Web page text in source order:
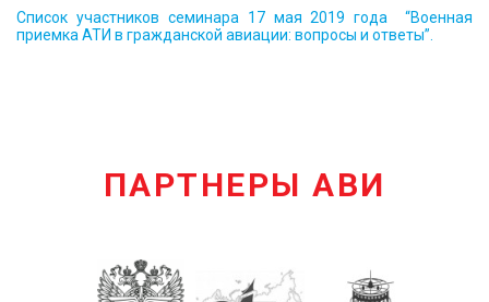
Список участников семинара 17 мая 2019 года “Военная
приемка АТИ в гражданской авиации: вопросы и ответы”.
ПАРТНЕРЫ АВИ